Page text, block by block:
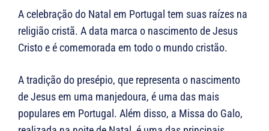
A celebração do Natal em Portugal tem suas raízes na
religião cristã. A data marca o nascimento de Jesus
Cristo e é comemorada em todo o mundo cristão.
A tradição do presépio, que representa o nascimento
de Jesus em uma manjedoura, é uma das mais
populares em Portugal. Além disso, a Missa do Galo,